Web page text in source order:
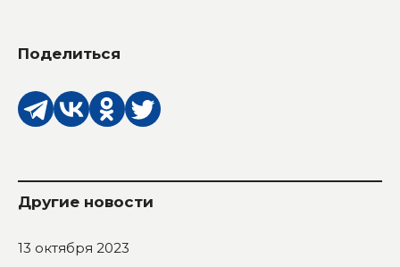
Поделиться
Другие новости
13 октября 2023